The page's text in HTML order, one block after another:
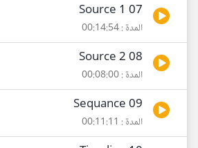
07 Source 1
المدة : 00:14:54
08 Source 2
المدة : 00:08:00
09 Sequance
المدة : 00:11:11